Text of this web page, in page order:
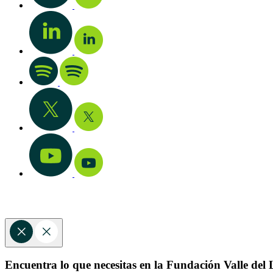
Encuentra lo que necesitas en la Fundación Valle del